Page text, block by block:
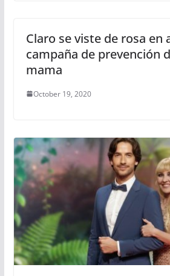
Claro se viste de rosa en
campaña de prevención
mama
October 19, 2020